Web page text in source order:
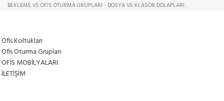
BEKLEME VE OFİS OTURMA GRUPLARI - DOSYA VE KLASÖR DOLAPLARI .
Ofis Koltukları
Ofis Oturma Grupları
OFİS MOBİLYALARI
İLETİŞİM